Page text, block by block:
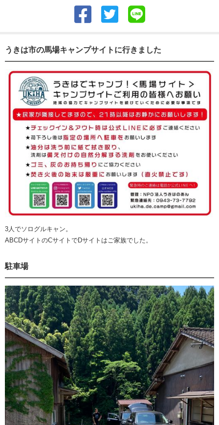
うきは市の馬場キャンプサイトに行きました
3人でソログルキャン。
ABCDサイトのCサイトでDサイトはご家族でした。
駐車場